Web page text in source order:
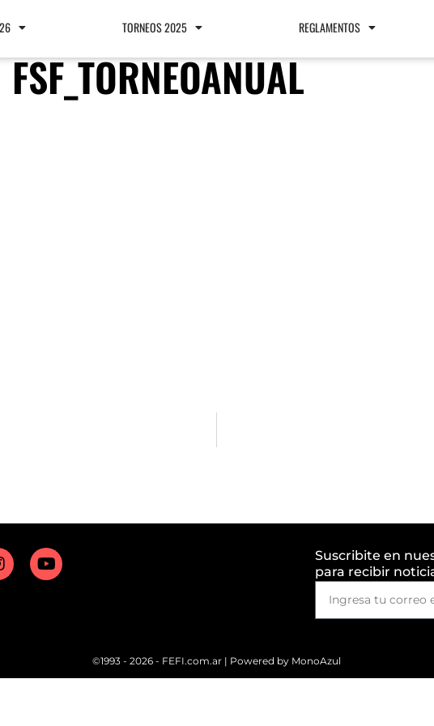
TORNEOS 2025 REGLAMENTOS
FSF_TORNEOANUAL
Suscribite en
para recibir
©1993 - 2026 - FEFI.com.ar | Powered by MonoAzul